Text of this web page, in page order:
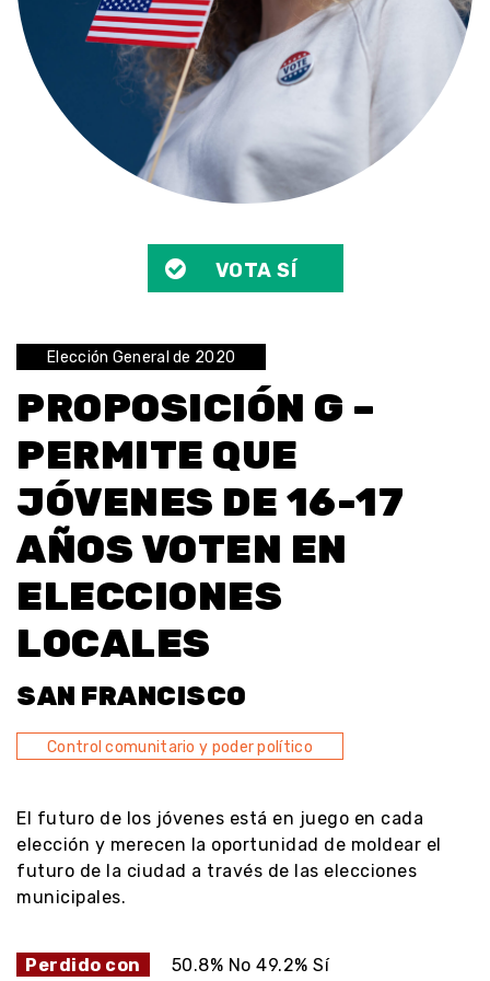
VOTA SÍ
Elección General de 2020
PROPOSICIÓN G –
PERMITE QUE
JÓVENES DE 16-17
AÑOS VOTEN EN
ELECCIONES
LOCALES
SAN FRANCISCO
Control comunitario y poder político
El futuro de los jóvenes está en juego en cada
elección y merecen la oportunidad de moldear el
futuro de la ciudad a través de las elecciones
municipales.
Perdido con 50.8% No 49.2% Sí